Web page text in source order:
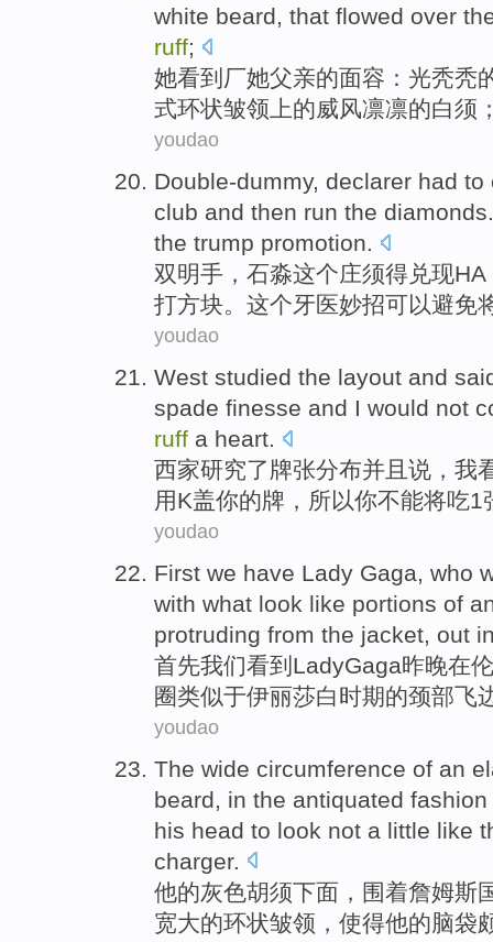
white beard, that flowed over
ruff;
她看到 厂她父亲的面容 ： 光秃秃
式环状皱领上的威风凛凛的白须
youdao
Double-dummy, declarer had to
club and then run the diamonds
the trump promotion.
双明手， 石淼这个庄须得 兑现HA
打方块。这个牙医妙招可以避免
youdao
West studied the layout and
spade finesse and I would not
ruff a heart.
西家研究了牌张分布并且 说 ， 我
用K盖你的牌， 所以你不能将吃1
youdao
First we have Lady Gaga, who
with what look like portions of
protruding from the jacket, out
首先我们看到 LadyGaga昨晚在
圈类似于伊丽莎白时期的颈部飞
youdao
The wide circumference of an
beard , in the antiquated fashion
his head to look not a little like
charger.
他的灰色胡须下面 ，围着詹姆斯
宽大的环状皱领， 使得他的 脑袋